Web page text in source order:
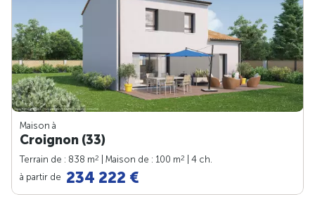
Maison à
Croignon (33)
Terrain de : 838 m2 | Maison de : 100 m2
| 4 ch.
à partir de 234 222 €